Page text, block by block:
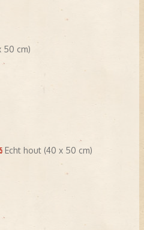
50 cm)
Echt hout (40 x 50 cm)